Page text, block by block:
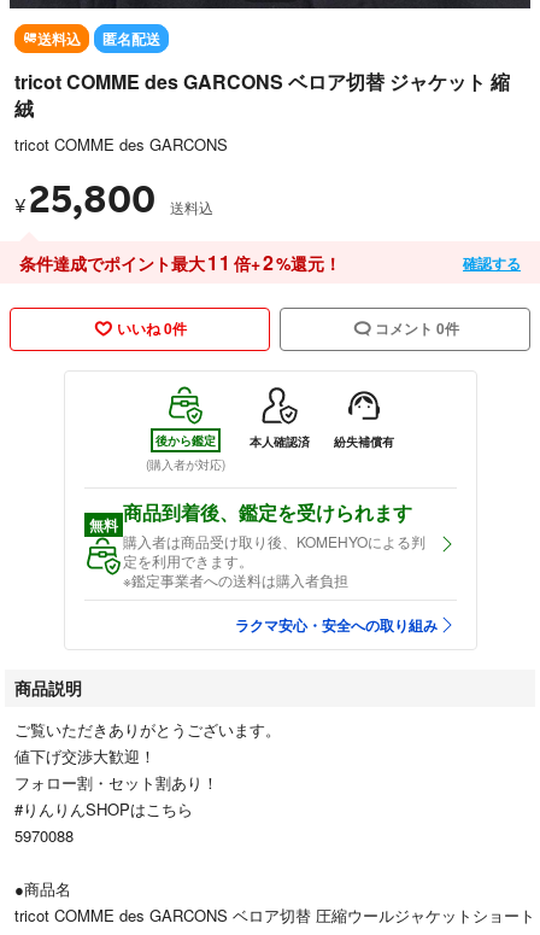
送料込 匿名配送
tricot COMME des GARCONS ベロア切替 ジャケット 縮
絨
tricot COMME des GARCONS
¥ 25,800 送料込
条件達成でポイント最大11 倍+2%還元！ 確認する
いいね 0件 コメント 0件
後から鑑定
(購入者が対応)
本人確認済 紛失補償有
無料 商品到着後、鑑定を受けられます
購入者は商品受け取り後、KOMEHYOによる判
定を利用できます。
※鑑定事業者への送料は購入者負担
ラクマ安心・安全への取り組み
商品説明
ご覧いただきありがとうございます。
値下げ交渉大歓迎！
フォロー割・セット割あり！
#りんりんSHOPはこちら
5970088
●商品名
tricot COMME des GARCONS ベロア切替 圧縮ウールジャケットショート